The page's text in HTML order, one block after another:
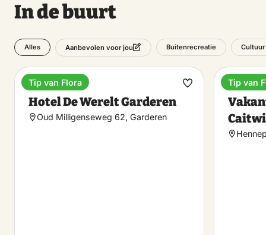
In de buurt
Alles Aanbevolen voor jou Buitenrecreatie Cultuur
Hotel
Hotel De Werelt Garderen
Oud Milligenseweg 62, Garderen
Tip van Flora
Maak
Tip van